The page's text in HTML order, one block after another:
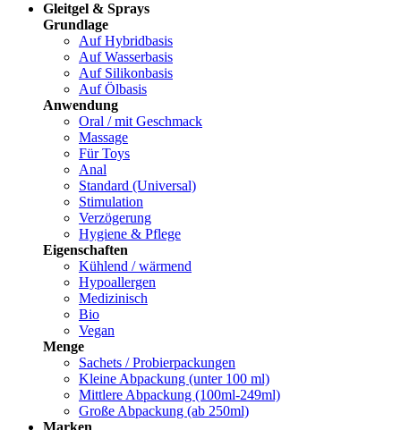
Gleitgel & Sprays
Grundlage
Auf Hybridbasis
Auf Wasserbasis
Auf Silikonbasis
Auf Ölbasis
Anwendung
Oral / mit Geschmack
Massage
Für Toys
Anal
Standard (Universal)
Stimulation
Verzögerung
Hygiene & Pflege
Eigenschaften
Kühlend / wärmend
Hypoallergen
Medizinisch
Bio
Vegan
Menge
Sachets / Probierpackungen
Kleine Abpackung (unter 100 ml)
Mittlere Abpackung (100ml-249ml)
Große Abpackung (ab 250ml)
Marken